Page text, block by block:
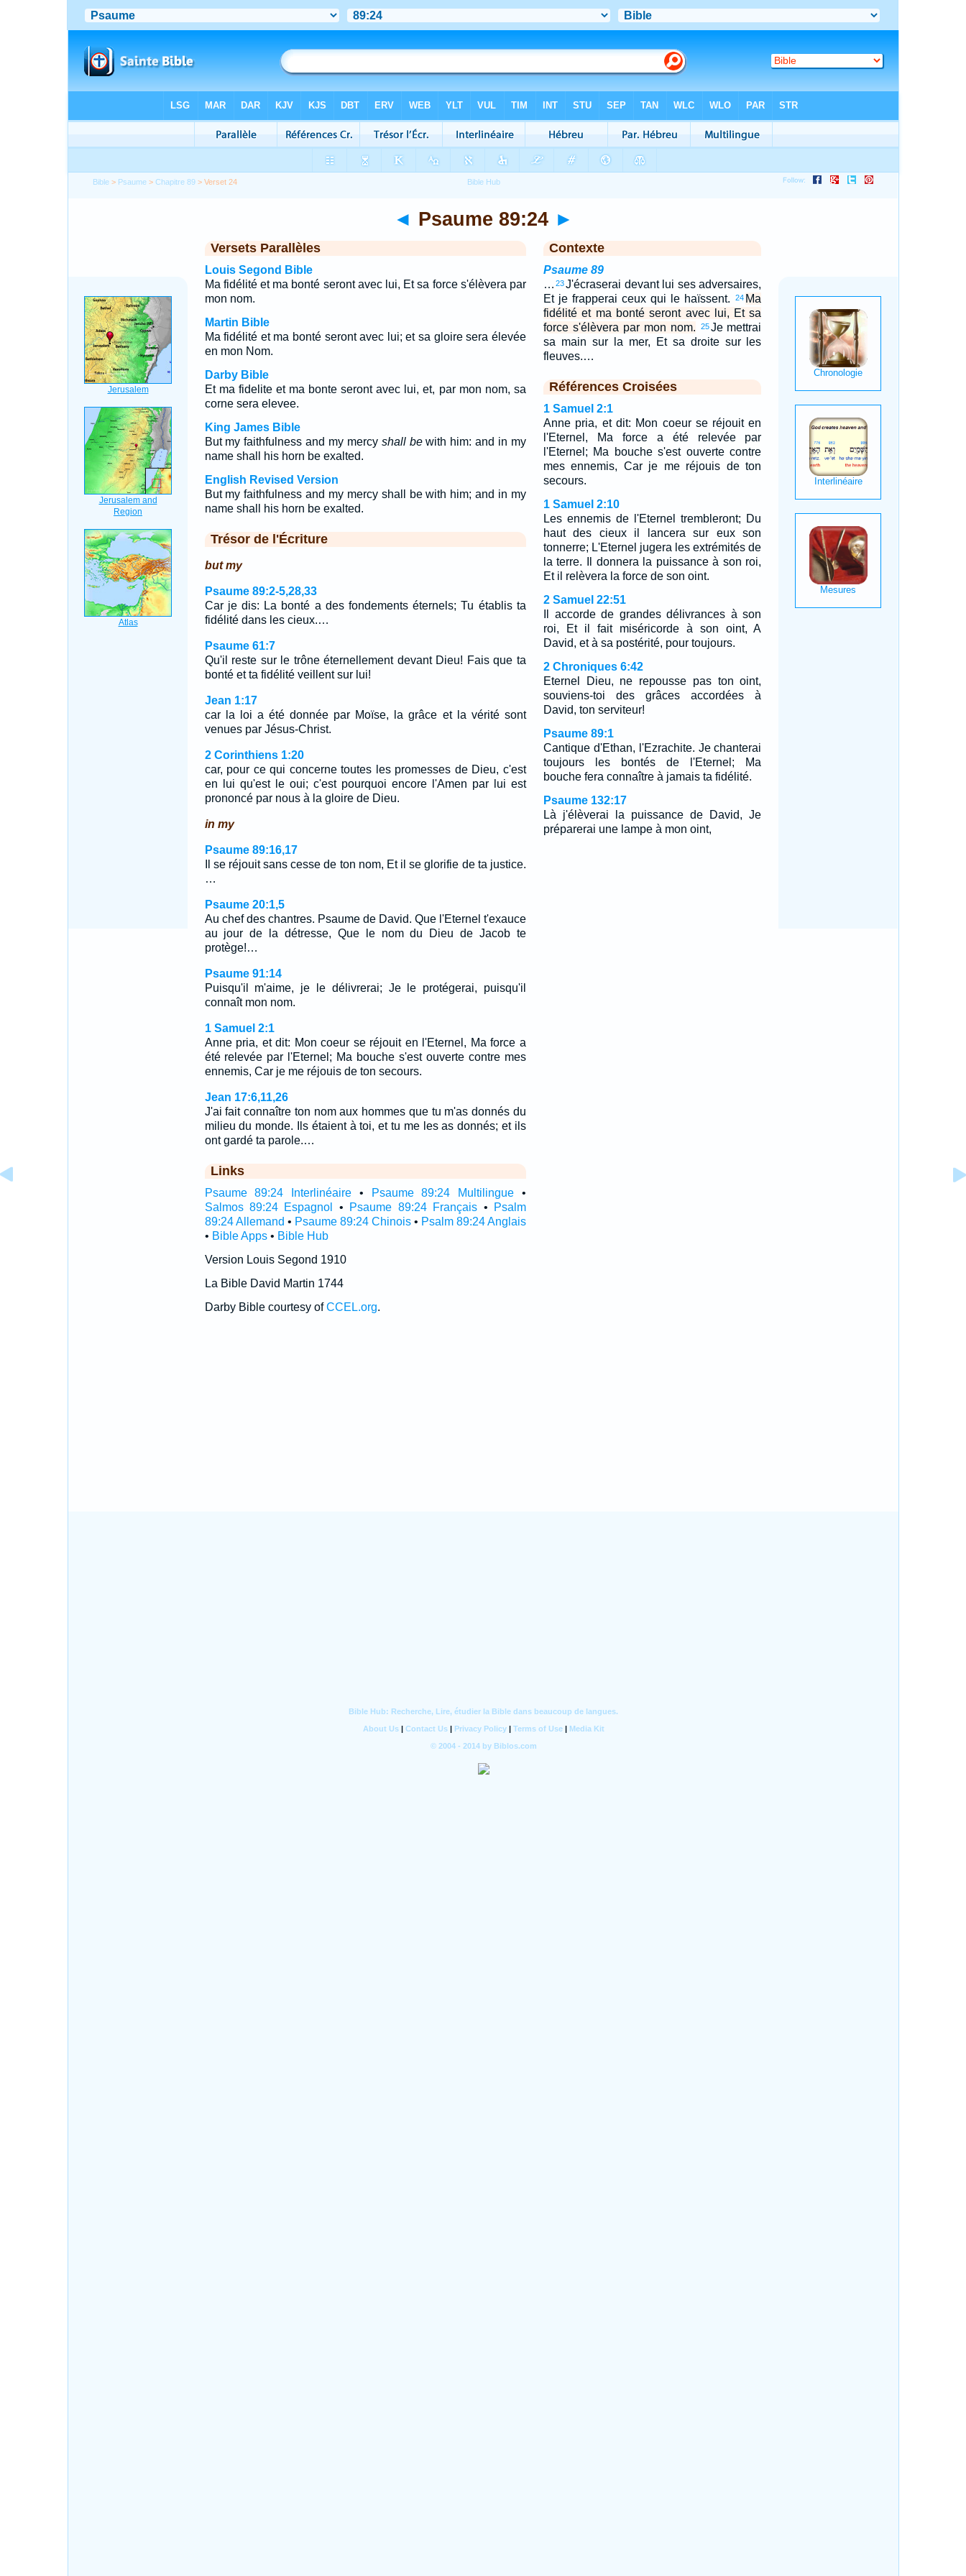
Bible > Psaume >Chapitre 89 > Verset 24
◄ Psaume 89:24 ►
Versets Parallèles
Louis Segond Bible
Ma fidélité et ma bonté seront avec lui, Et sa force s'élèvera par
mon nom.
Martin Bible
Ma fidélité et ma bonté seront avec lui; et sa gloire sera élevée
en mon Nom.
Darby Bible
Et ma fidelite et ma bonte seront avec lui, et, par mon nom, sa
corne sera elevee.
King James Bible
But my faithfulness and my mercy shall bewith him: and in my
name shall his horn be exalted.
English Revised Version
But my faithfulness and my mercy shall be with him; and in my
name shall his horn be exalted.
Trésor de l'Écriture
but my
Psaume 89:2-5,28,33
Car je dis: La bonté a des fondements éternels; Tu établis ta
fidélité dans les cieux.…
Psaume 61:7
Qu'il reste sur le trône éternellement devant Dieu! Fais que ta
bonté et ta fidélité veillent sur lui!
Jean 1:17
car la loi a été donnée par Moïse, la grâce et la vérité sont
venues par Jésus-Christ.
2 Corinthiens 1:20
car, pour ce qui concerne toutes les promesses de Dieu, c'est
en lui qu'est le oui; c'est pourquoi encore l'Amen par lui est
prononcé par nous à la gloire de Dieu.
in my
Psaume 89:16,17
Il se réjouit sans cesse de ton nom, Et il se glorifie de ta justice.
…
Psaume 20:1,5
Au chef des chantres. Psaume de David. Que l'Eternel t'exauce
au jour de la détresse, Que le nom du Dieu de Jacob te
protège!…
Psaume 91:14
Puisqu'il m'aime, je le délivrerai; Je le protégerai, puisqu'il
connaît mon nom.
1 Samuel 2:1
Anne pria, et dit: Mon coeur se réjouit en l'Eternel, Ma force a
été relevée par l'Eternel; Ma bouche s'est ouverte contre mes
ennemis, Car je me réjouis de ton secours.
Jean 17:6,11,26
J'ai fait connaître ton nom aux hommes que tu m'as donnés du
milieu du monde. Ils étaient à toi, et tu me les as donnés; et ils
ont gardé ta parole.…
Links
Psaume 89:24 Interlinéaire • Psaume 89:24 Multilingue •
Salmos 89:24 Espagnol
• Psaume 89:24 Français •
Psalm
89:24 Allemand • Psaume 89:24 Chinois• Psalm 89:24 Anglais
• Bible Apps• Bible Hub
Version Louis Segond 1910
La Bible David Martin 1744
Darby Bible courtesy ofCCEL.org.
Contexte
Psaume 89
… 23J'écraserai devant lui ses adversaires,
Et je frapperai ceux qui le haïssent.
24 Ma
fidélité et ma bonté seront avec lui, Et sa
force s'élèvera par mon nom.
25 Je mettrai
sa main sur la mer, Et sa droite sur les
fleuves.…
Références Croisées
1 Samuel 2:1
Anne pria, et dit: Mon coeur se réjouit en
l'Eternel, Ma force a été relevée par
l'Eternel; Ma bouche s'est ouverte contre
mes ennemis, Car je me réjouis de ton
secours.
1 Samuel 2:10
Les ennemis de l'Eternel trembleront; Du
haut des cieux il lancera sur eux son
tonnerre; L'Eternel jugera les extrémités de
la terre. Il donnera la puissance à son roi,
Et il relèvera la force de son oint.
2 Samuel 22:51
Il accorde de grandes délivrances à son
roi, Et il fait miséricorde à son oint, A
David, et à sa postérité, pour toujours.
2 Chroniques 6:42
Eternel Dieu, ne repousse pas ton oint,
souviens-toi des grâces accordées à
David, ton serviteur!
Psaume 89:1
Cantique d'Ethan, l'Ezrachite. Je chanterai
toujours les bontés de l'Eternel; Ma
bouche fera connaître à jamais ta fidélité.
Psaume 132:17
Là j'élèverai la puissance de David, Je
préparerai une lampe à mon oint,